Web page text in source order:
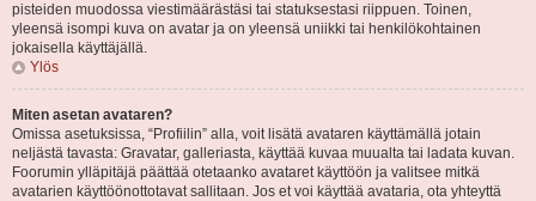
pisteiden muodossa viestimäärästäsi tai statuksestasi riippuen. Toinen,
yleensä isompi kuva on avatar ja on yleensä uniikki tai henkilökohtainen
jokaisella käyttäjällä.
Ylös
Miten asetan avataren?
Omissa asetuksissa, “Profiilin” alla, voit lisätä avataren käyttämällä jotain
neljästä tavasta: Gravatar, galleriasta, käyttää kuvaa muualta tai ladata kuvan.
Foorumin ylläpitäjä päättää otetaanko avataret käyttöön ja valitsee mitkä
avatarien käyttöönottotavat sallitaan. Jos et voi käyttää avataria, ota yhteyttä